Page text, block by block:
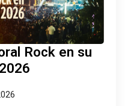
Rock en su